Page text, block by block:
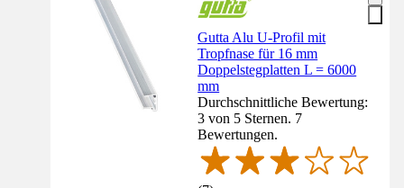
Gutta Alu U-Profil mit
Tropfnase für 16 mm
Doppelstegplatten L = 6000
mm
Durchschnittliche Bewertung:
3 von 5 Sternen. 7
Bewertungen.